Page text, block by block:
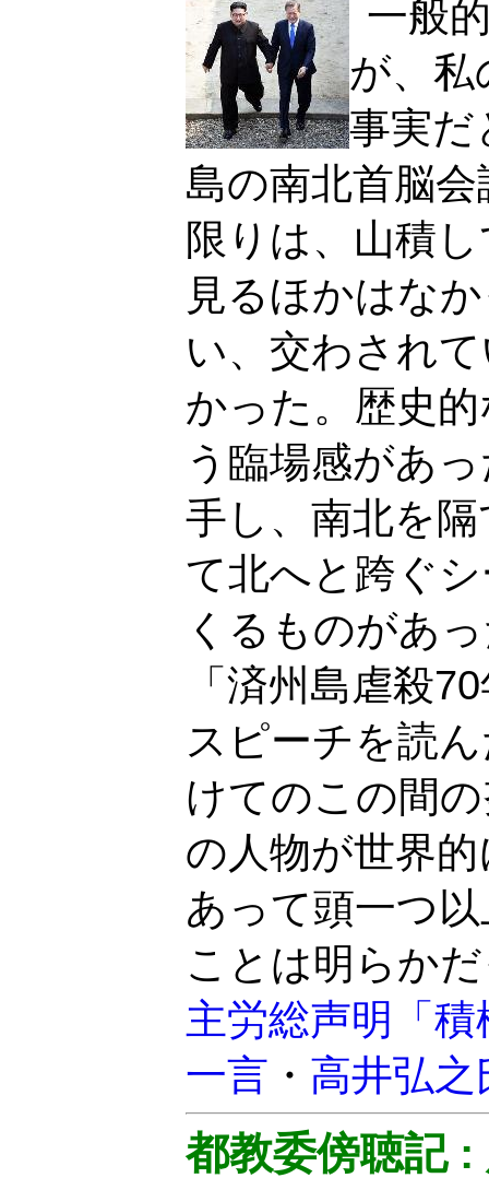
一般
が、私
事実だ
島の南北首脳
限りは、山積
見るほかはな
い、交わされ
かった。歴史
う臨場感があ
手し、南北を
て北へと跨ぐ
くるものがあ
「済州島虐殺
スピーチを読
けてのこの間
の人物が世界
あって頭一つ
ことは明らか
主労総声明「
一言 ・ 高井弘
都教委傍聴記 :